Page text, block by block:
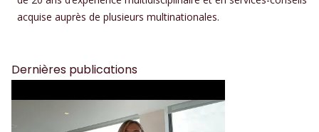
acquise auprès de plusieurs multinationales.
Dernières publications